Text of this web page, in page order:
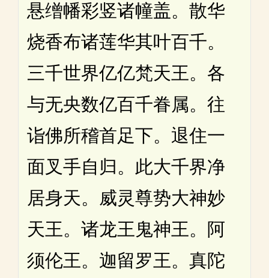
悬缯幡彩竖诸幢盖。散华
烧香布诸莲华其叶百千。
三千世界亿亿梵天王。各
与无央数亿百千眷属。往
诣佛所稽首足下。退住一
面叉手自归。此大千界净
居身天。威灵尊势大神妙
天王。诸龙王鬼神王。阿
须伦王。迦留罗王。真陀